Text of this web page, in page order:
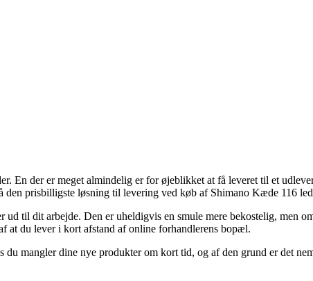
En der er meget almindelig er for øjeblikket at få leveret til et
den prisbilligste løsning til levering ved køb af Shimano Kæde 116
til dit arbejde. Den er uheldigvis en smule mere bekostelig, men
at du lever i kort afstand af online forhandlerens bopæl.
mangler dine nye produkter om kort tid, og af den grund er det